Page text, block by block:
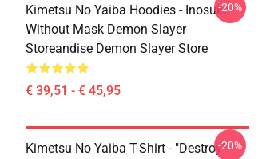
Kimetsu No Yaiba Hoodies - Inosuke
Without Mask Demon Slayer
Storeandise Demon Slayer Store
€ 39,51 - € 45,95
-20%
Kimetsu No Yaiba T-Shirt - "Destroy"-20%